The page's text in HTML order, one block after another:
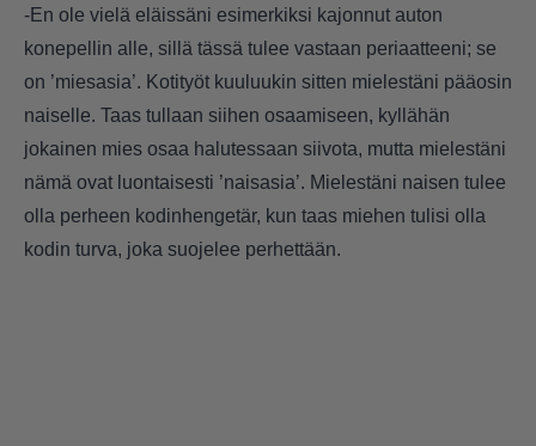
-En ole vielä eläissäni esimerkiksi kajonnut auton
konepellin alle, sillä tässä tulee vastaan periaatteeni; se
on ’miesasia’. Kotityöt kuuluukin sitten mielestäni pääosin
naiselle. Taas tullaan siihen osaamiseen, kyllähän
jokainen mies osaa halutessaan siivota, mutta mielestäni
nämä ovat luontaisesti ’naisasia’. Mielestäni naisen tulee
olla perheen kodinhengetär, kun taas miehen tulisi olla
kodin turva, joka suojelee perhettään.